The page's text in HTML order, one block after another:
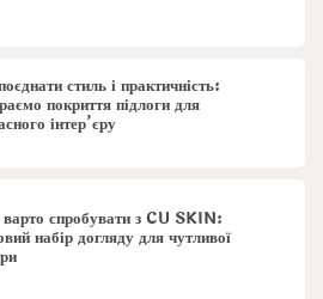
стиль і практичність:
покриття підлоги для
інтер’єру
спробувати з CU SKIN:
набір догляду для чутливої